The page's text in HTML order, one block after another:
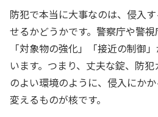
防犯で本当に大事なのは、侵入
せるかどうかです。警察庁や警視
「対象物の強化」「接近の制御
います。つまり、丈夫な錠、防
のよい環境のように、侵入にか
変えるものが核です。